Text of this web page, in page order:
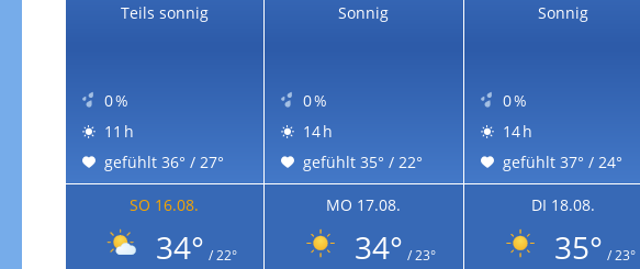
Teils sonnig
0 %
11 h
gefühlt 36° / 27°
Sonnig
0 %
14 h
gefühlt 35° / 22°
Sonnig
0 %
14 h
gefühlt 37° / 24°
SO 16.08.
34° / 22°
MO 17.08.
34° / 23°
DI 18.08.
35° / 23°